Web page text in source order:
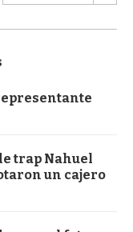
trap Nahuel
un cajero